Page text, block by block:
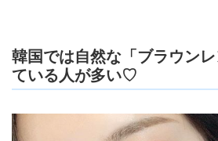
韓国では自然な「ブラウン
ている人が多い♡